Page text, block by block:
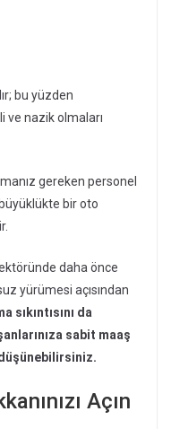
bu yüzden
ve nazik olmaları
gereken personel
bir oto
daha önce
yürümesi açısından
sıkıntısını da
sabit maaş
Açın